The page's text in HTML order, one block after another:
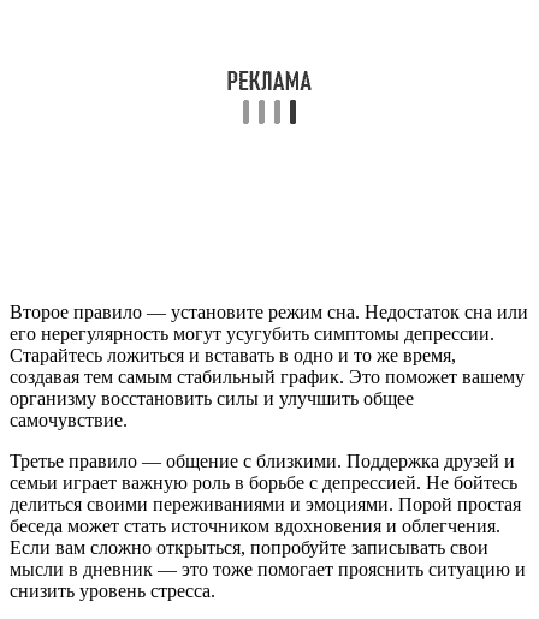
Второе правило — установите режим сна. Недостаток сна или
его нерегулярность могут усугубить симптомы депрессии.
Старайтесь ложиться и вставать в одно и то же время,
создавая тем самым стабильный график. Это поможет вашему
организму восстановить силы и улучшить общее
самочувствие.
Третье правило — общение с близкими. Поддержка друзей и
семьи играет важную роль в борьбе с депрессией. Не бойтесь
делиться своими переживаниями и эмоциями. Порой простая
беседа может стать источником вдохновения и облегчения.
Если вам сложно открыться, попробуйте записывать свои
мысли в дневник — это тоже помогает прояснить ситуацию и
снизить уровень стресса.